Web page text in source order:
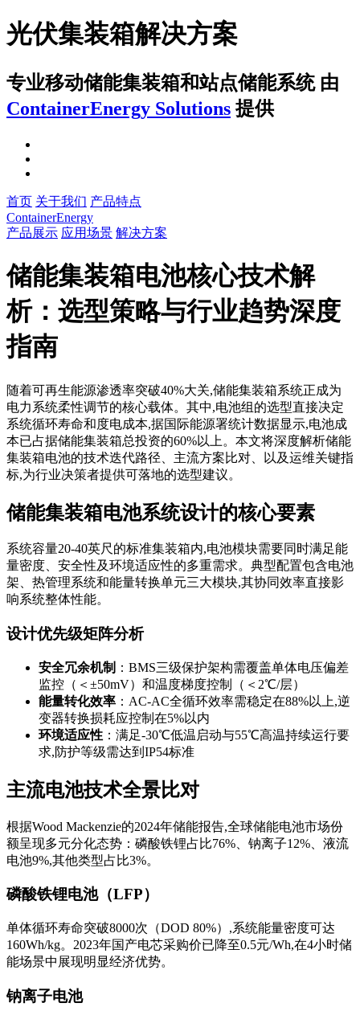
光伏集装箱解决方案
专业移动储能集装箱和站点储能系统 由
ContainerEnergy Solutions 提供
首页 关于我们 产品特点
ContainerEnergy
产品展示 应用场景 解决方案
储能集装箱电池核心技术解
析：选型策略与行业趋势深度
指南
随着可再生能源渗透率突破40%大关,储能集装箱系统正成为
电力系统柔性调节的核心载体。其中,电池组的选型直接决定
系统循环寿命和度电成本,据国际能源署统计数据显示,电池成
本已占据储能集装箱总投资的60%以上。本文将深度解析储能
集装箱电池的技术迭代路径、主流方案比对、以及运维关键指
标,为行业决策者提供可落地的选型建议。
储能集装箱电池系统设计的核心要素
系统容量20-40英尺的标准集装箱内,电池模块需要同时满足能
量密度、安全性及环境适应性的多重需求。典型配置包含电池
架、热管理系统和能量转换单元三大模块,其协同效率直接影
响系统整体性能。
设计优先级矩阵分析
安全冗余机制 ：BMS三级保护架构需覆盖单体电压偏差
监控（＜±50mV）和温度梯度控制（＜2℃/层）
能量转化效率 ：AC-AC全循环效率需稳定在88%以上,逆
变器转换损耗应控制在5%以内
环境适应性 ：满足-30℃低温启动与55℃高温持续运行要
求,防护等级需达到IP54标准
主流电池技术全景比对
根据Wood Mackenzie的2024年储能报告,全球储能电池市场份
额呈现多元分化态势：磷酸铁锂占比76%、钠离子12%、液流
电池9%,其他类型占比3%。
磷酸铁锂电池（LFP）
单体循环寿命突破8000次（DOD 80%）,系统能量密度可达
160Wh/kg。2023年国产电芯采购价已降至0.5元/Wh,在4小时储
能场景中展现明显经济优势。
钠离子电池